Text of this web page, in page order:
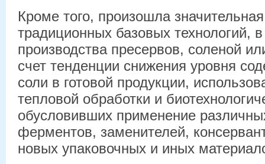
Кроме того, произошла
традиционных базовых технологий, в
производства пресервов, соленой
счет тенденции снижения уровня
соли в готовой продукции,
тепловой обработки и
обусловивших применение
ферментов, заменителей,
новых упаковочных и иных